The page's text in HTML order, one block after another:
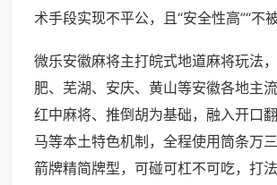
术手段实现不平公，且“安全性高”“不被
微乐安徽麻将主打皖式地道麻将玩法
肥、芜湖、安庆、黄山等安徽各地主
红中麻将、推倒胡为基础，融入开口
马等本土特色机制，全程使用筒条万
箭牌精简牌型，可碰可杠不可吃，打